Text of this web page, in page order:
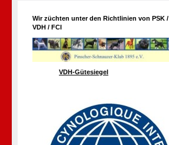
Wir züchten unter den Richtlinien von PSK /
VDH / FCI
VDH-Gütesiegel